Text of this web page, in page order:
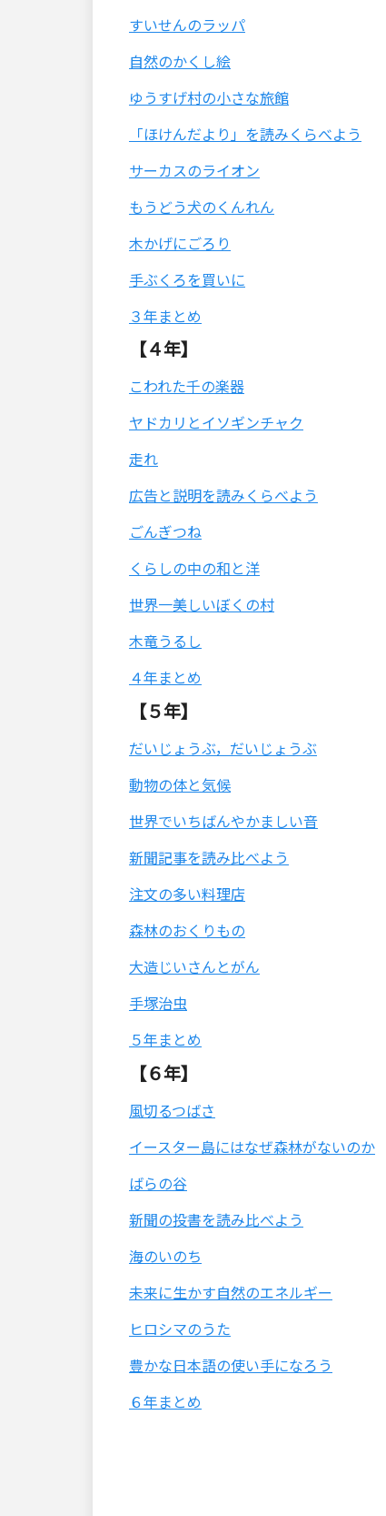
すいせんのラッパ
自然のかくし絵
ゆうすげ村の小さな旅館
「ほけんだより」を読みくらべよう
サーカスのライオン
もうどう犬のくんれん
木かげにごろり
手ぶくろを買いに
３年まとめ
【４年】
こわれた千の楽器
ヤドカリとイソギンチャク
走れ
広告と説明を読みくらべよう
ごんぎつね
くらしの中の和と洋
世界一美しいぼくの村
木竜うるし
４年まとめ
【５年】
だいじょうぶ，だいじょうぶ
動物の体と気候
世界でいちばんやかましい音
新聞記事を読み比べよう
注文の多い料理店
森林のおくりもの
大造じいさんとがん
手塚治虫
５年まとめ
【６年】
風切るつばさ
イースター島にはなぜ森林がないのか
ばらの谷
新聞の投書を読み比べよう
海のいのち
未来に生かす自然のエネルギー
ヒロシマのうた
豊かな日本語の使い手になろう
６年まとめ